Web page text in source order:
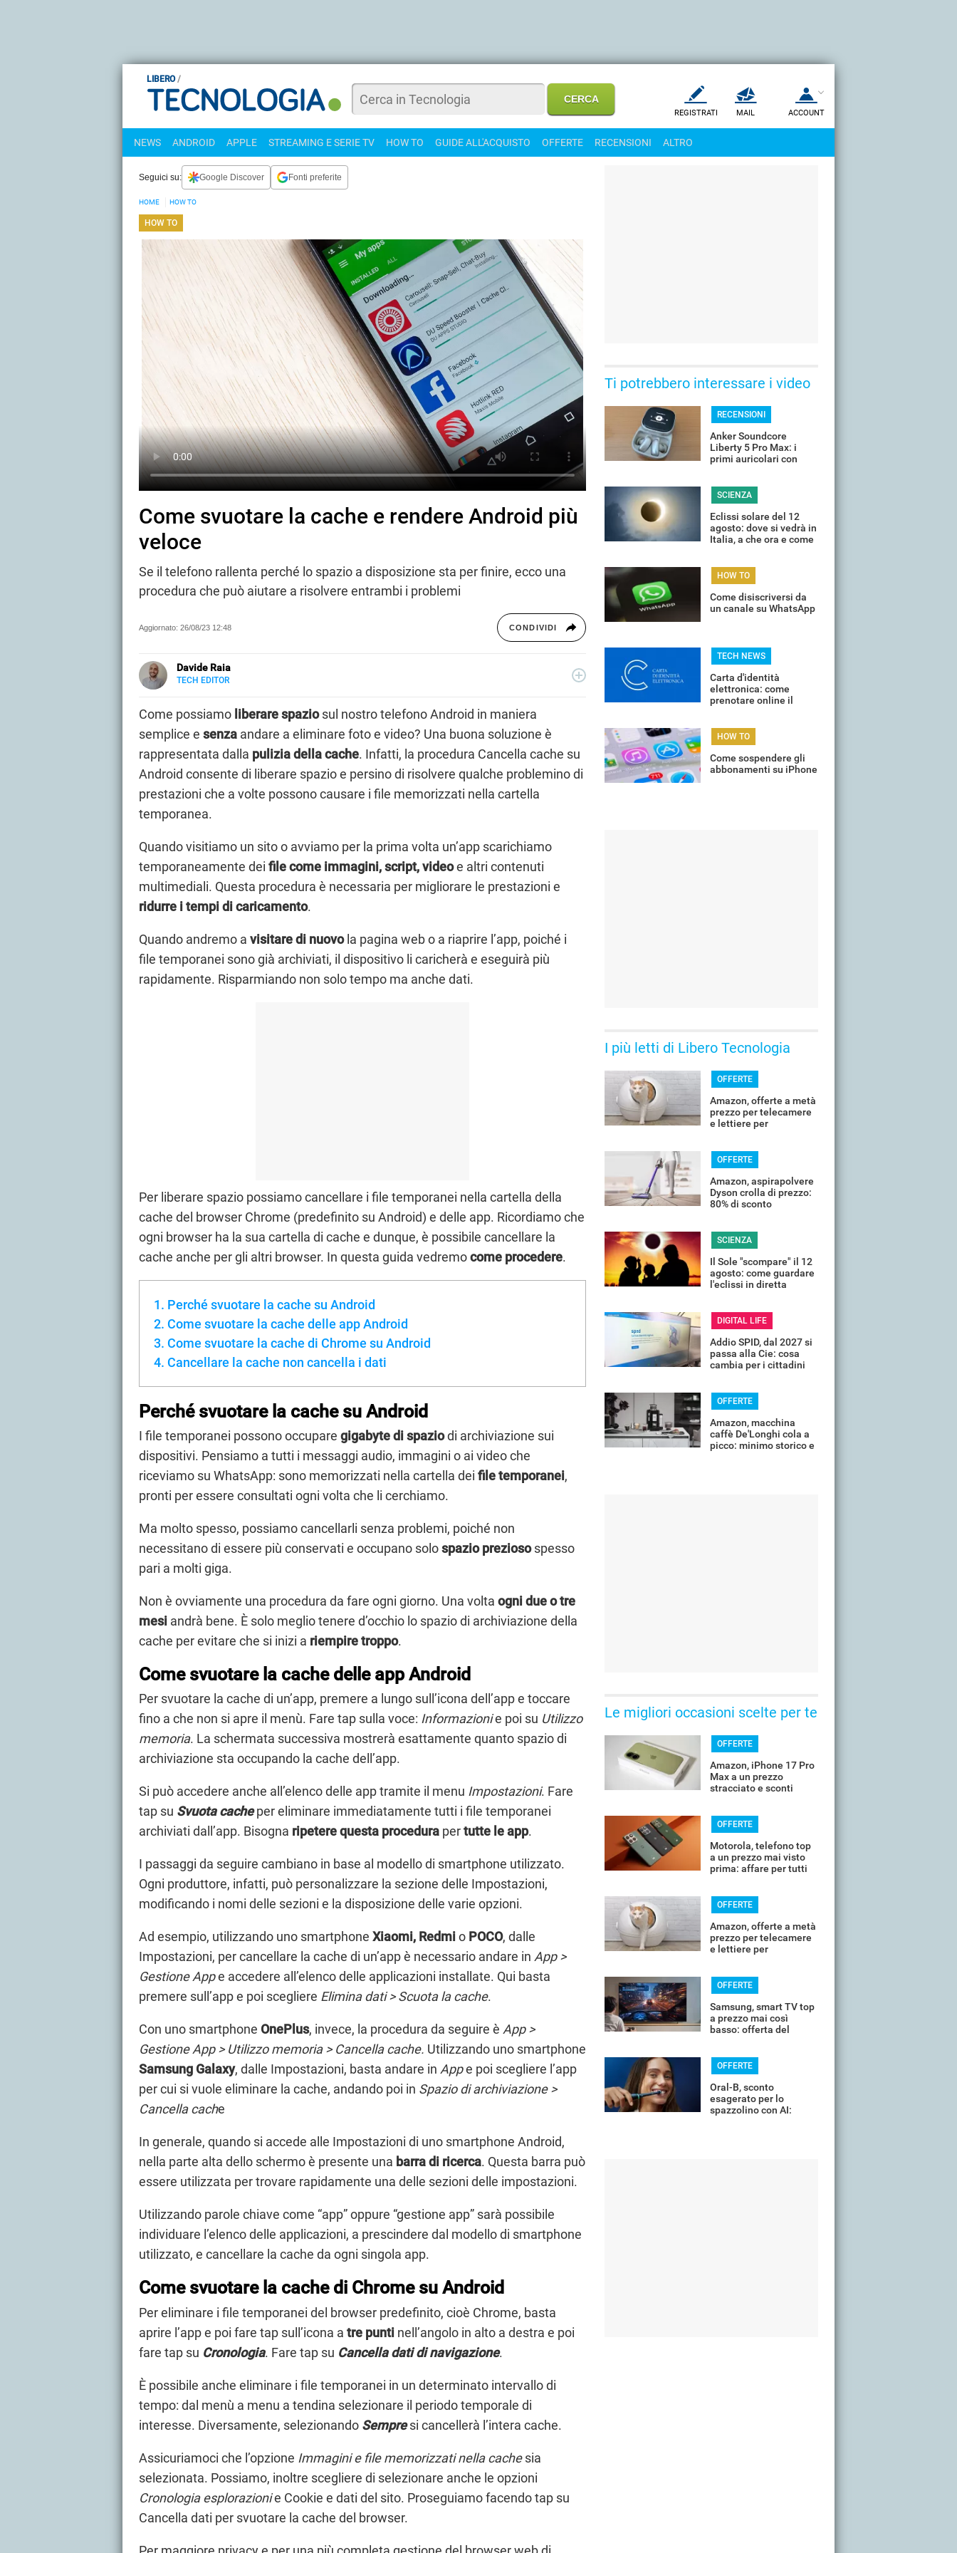
LIBERO
REGISTRATI MAIL ACCOUNT
NEWS ANDROID APPLE STREAMING E SERIE TV HOW TO GUIDE ALL'ACQUISTO OFFERTE RECENSIONI ALTRO
Seguici su: Google Discover Fonti preferite
HOME HOW TO
HOW TO
Come svuotare la cache e rendere Android più
veloce
Se il telefono rallenta perché lo spazio a disposizione sta per finire, ecco una
procedura che può aiutare a risolvere entrambi i problemi
Aggiornato: 26/08/23 12:48 CONDIVIDI
Davide Raia
TECH EDITOR
principalmente di tecnologia, in tutte le sue forme. Appassionato di viaggi, vive tra Napoli e la
Grecia.
Come possiamo liberare spaziosul nostro telefono Android in maniera
semplice e senza andare a eliminare foto e video? Una buona soluzione è
rappresentata dalla pulizia della cache. Infatti, la procedura Cancella cache su
Android consente di liberare spazio e persino di risolvere qualche problemino di
prestazioni che a volte possono causare i file memorizzati nella cartella
temporanea.
Quando visitiamo un sito o avviamo per la prima volta un’app scarichiamo
temporaneamente dei file come immagini, script, videoe altri contenuti
multimediali. Questa procedura è necessaria per migliorare le prestazioni e
ridurre i tempi di caricamento.
Quando andremo a visitare di nuovola pagina web o a riaprire l’app, poiché i
file temporanei sono già archiviati, il dispositivo li caricherà e eseguirà più
rapidamente. Risparmiando non solo tempo ma anche dati.
Per liberare spazio possiamo cancellare i file temporanei nella cartella della
cache del browser Chrome (predefinito su Android) e delle app. Ricordiamo che
ogni browser ha la sua cartella di cache e dunque, è possibile cancellare la
cache anche per gli altri browser. In questa guida vedremocome procedere.
Perché svuotare la cache su Android
Come svuotare la cache delle app Android
Come svuotare la cache di Chrome su Android
Cancellare la cache non cancella i dati
Perché svuotare la cache su Android
I file temporanei possono occupare gigabyte di spaziodi archiviazione sui
dispositivi. Pensiamo a tutti i messaggi audio, immagini o ai video che
riceviamo su WhatsApp: sono memorizzati nella cartella dei file temporanei,
pronti per essere consultati ogni volta che li cerchiamo.
Ma molto spesso, possiamo cancellarli senza problemi, poiché non
necessitano di essere più conservati e occupano solospazio preziosospesso
pari a molti giga.
Non è ovviamente una procedura da fare ogni giorno. Una volta ogni due o tre
mesi andrà bene. È solo meglio tenere d’occhio lo spazio di archiviazione della
cache per evitare che si inizi a riempire troppo.
Come svuotare la cache delle app Android
Per svuotare la cache di un’app, premere a lungo sull’icona dell’app e toccare
fino a che non si apre il menù. Fare tap sulla voce: Informazionie poi su Utilizzo
memoria. La schermata successiva mostrerà esattamente quanto spazio di
archiviazione sta occupando la cache dell’app.
Si può accedere anche all’elenco delle app tramite il menu Impostazioni. Fare
tap su Svuota cacheper eliminare immediatamente tutti i file temporanei
archiviati dall’app. Bisogna ripetere questa procedura pertutte le app.
I passaggi da seguire cambiano in base al modello di smartphone utilizzato.
Ogni produttore, infatti, può personalizzare la sezione delle Impostazioni,
modificando i nomi delle sezioni e la disposizione delle varie opzioni.
Ad esempio, utilizzando uno smartphone Xiaomi, Redmio POCO, dalle
Impostazioni, per cancellare la cache di un’app è necessario andare in App >
Gestione Appe accedere all’elenco delle applicazioni installate. Qui basta
premere sull’app e poi scegliere Elimina dati > Scuota la cache.
Con uno smartphone OnePlus, invece, la procedura da seguire è App >
Gestione App > Utilizzo memoria > Cancella cache. Utilizzando uno smartphone
Samsung Galaxy, dalle Impostazioni, basta andare in Appe poi scegliere l’app
per cui si vuole eliminare la cache, andando poi in Spazio di archiviazione >
Cancella cache
In generale, quando si accede alle Impostazioni di uno smartphone Android,
nella parte alta dello schermo è presente una barra di ricerca. Questa barra può
essere utilizzata per trovare rapidamente una delle sezioni delle impostazioni.
Utilizzando parole chiave come “app” oppure “gestione app” sarà possibile
individuare l’elenco delle applicazioni, a prescindere dal modello di smartphone
utilizzato, e cancellare la cache da ogni singola app.
Come svuotare la cache di Chrome su Android
Per eliminare i file temporanei del browser predefinito, cioè Chrome, basta
aprire l’app e poi fare tap sull’icona a tre punti nell’angolo in alto a destra e poi
fare tap su Cronologia. Fare tap su Cancella dati di navigazione.
È possibile anche eliminare i file temporanei in un determinato intervallo di
tempo: dal menù a menu a tendina selezionare il periodo temporale di
interesse. Diversamente, selezionando Sempresi cancellerà l’intera cache.
Assicuriamoci che l’opzione Immagini e file memorizzati nella cachesia
selezionata. Possiamo, inoltre scegliere di selezionare anche le opzioni
Cronologia esplorazionie Cookie e dati del sito. Proseguiamo facendo tap su
Cancella dati per svuotare la cache del browser.
Ti potrebbero interessare i video
RECENSIONI
Anker Soundcore
Liberty 5 Pro Max: i
primi auricolari con
SCIENZA
Eclissi solare del 12
agosto: dove si vedrà in
Italia, a che ora e come
HOW TO
Come disiscriversi da
un canale su WhatsApp
TECH NEWS
Carta d'identità
elettronica: come
prenotare online il
HOW TO
Come sospendere gli
abbonamenti su iPhone
I più letti di Libero Tecnologia
OFFERTE
Amazon, offerte a metà
prezzo per telecamere
e lettiere per
OFFERTE
Amazon, aspirapolvere
Dyson crolla di prezzo:
80% di sconto
SCIENZA
Il Sole "scompare" il 12
agosto: come guardare
l'eclissi in diretta
DIGITAL LIFE
Addio SPID, dal 2027 si
passa alla Cie: cosa
cambia per i cittadini
OFFERTE
Amazon, macchina
caffè De'Longhi cola a
picco: minimo storico e
Le migliori occasioni scelte per te
OFFERTE
Amazon, iPhone 17 Pro
Max a un prezzo
stracciato e sconti
OFFERTE
Motorola, telefono top
a un prezzo mai visto
prima: affare per tutti
OFFERTE
Amazon, offerte a metà
prezzo per telecamere
e lettiere per
OFFERTE
Samsung, smart TV top
a prezzo mai così
basso: offerta del
OFFERTE
Oral-B, sconto
esagerato per lo
spazzolino con AI: